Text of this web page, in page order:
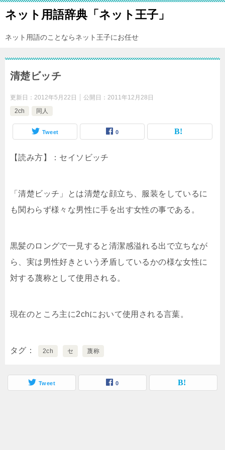
ネット用語辞典「ネット王子」
ネット用語のことならネット王子にお任せ
清楚ビッチ
更新日： 2012年5月22日 公開日： 2011年12月28日
2ch
同人
Tweet 0
【読み方】：セイソビッチ
「清楚ビッチ」とは清楚な顔立ち、服装をしているに
も関わらず様々な男性に手を出す女性の事である。
黒髪のロングで一見すると清潔感溢れる出で立ちなが
ら、実は男性好きという矛盾しているかの様な女性に
対する蔑称として使用される。
現在のところ主に2chにおいて使用される言葉。
タグ 2ch セ 蔑称
Tweet 0